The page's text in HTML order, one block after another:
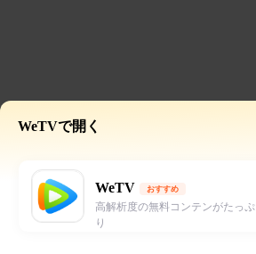
WeTVで開く
WeTV おすすめ
高解析度の無料コンテンがたっぷ
り